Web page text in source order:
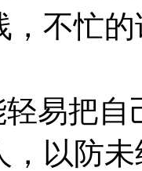
，不忙
把自
，以防